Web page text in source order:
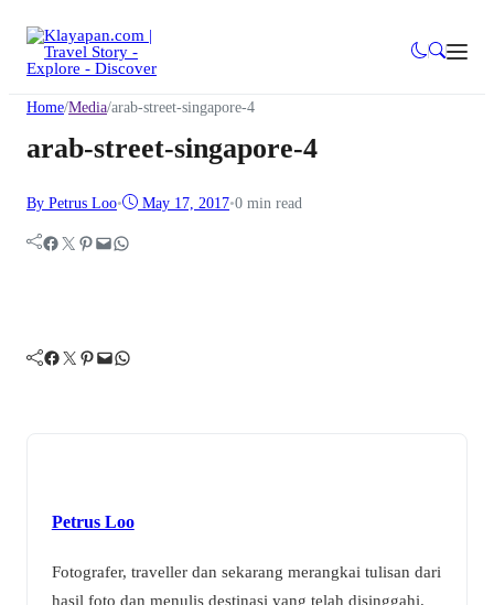
Home/Media/arab-street-singapore-4
arab-street-singapore-4
By Petrus Loo• May 17, 2017•0 min read
Facebook Twitter Pinterest Mail WhatsApp
Facebook Twitter Pinterest Mail WhatsApp
Petrus Loo
Fotografer, traveller dan sekarang merangkai tulisan dari
hasil foto dan menulis destinasi yang telah disinggahi.